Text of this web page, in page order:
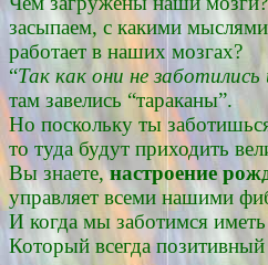
засыпаем, с какими
работает в наших мозгах?
“Так как они не
там завелись “тараканы”.
Но поскольку ты
то туда будут приходить
Вы знаете,настроение
управляет всеми нашими
И когда мы заботимся
Который всегда